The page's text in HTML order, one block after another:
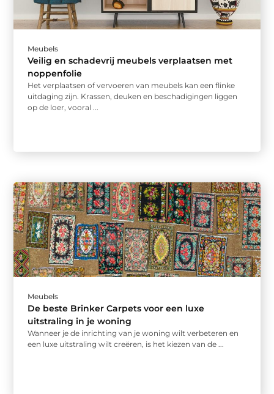
Meubels
Veilig en schadevrij meubels verplaatsen met
noppenfolie
Het verplaatsen of vervoeren van meubels kan een flinke
uitdaging zijn. Krassen, deuken en beschadigingen liggen
op de loer, vooral ...
Meubels
De beste Brinker Carpets voor een luxe
uitstraling in je woning
Wanneer je de inrichting van je woning wilt verbeteren en
een luxe uitstraling wilt creëren, is het kiezen van de ...